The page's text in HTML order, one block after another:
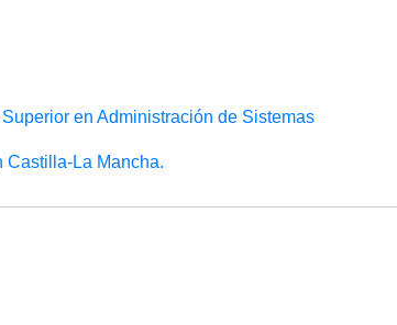
en Administración de Sistemas
Castilla-La Mancha.